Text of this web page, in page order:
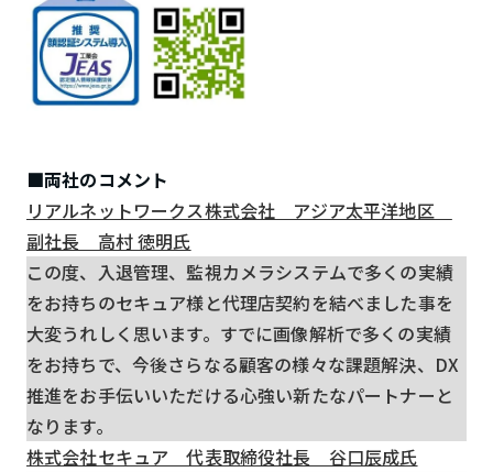
■両社のコメント
リアルネットワークス株式会社 アジア太平洋地区
副社長 高村 徳明氏
この度、入退管理、監視カメラシステムで多くの実績
をお持ちのセキュア様と代理店契約を結べました事を
大変うれしく思います。すでに画像解析で多くの実績
をお持ちで、今後さらなる顧客の様々な課題解決、DX
推進をお手伝いいただける心強い新たなパートナーと
なります。
株式会社セキュア 代表取締役社長 谷口辰成氏